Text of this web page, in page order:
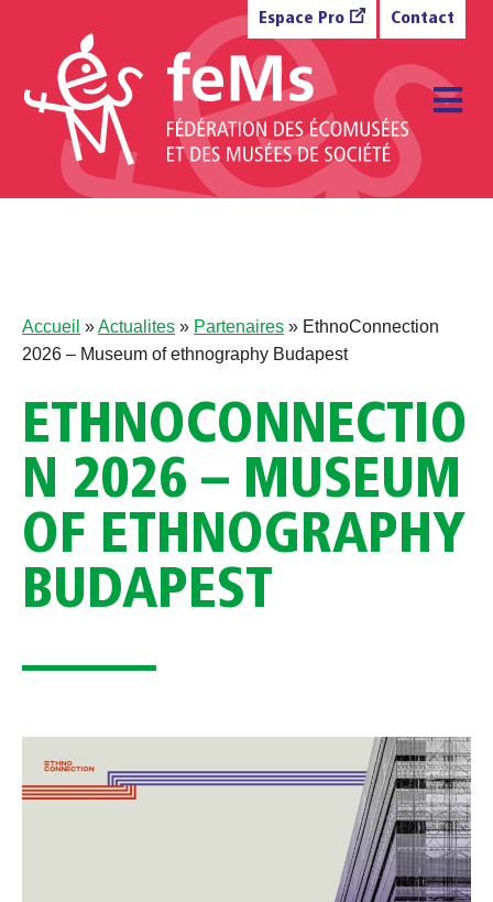
Espace Pro Contact
Accueil »Actualites » Partenaires » EthnoConnection
2026 – Museum of ethnography Budapest
ETHNOCONNECTIO
N 2026 – MUSEUM
OF ETHNOGRAPHY
BUDAPEST